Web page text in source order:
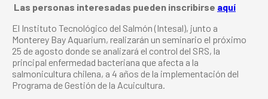
Las personas interesadas pueden inscribirse aquí
El Instituto Tecnológico del Salmón (Intesal), junto a
Monterey Bay Aquarium, realizarán un seminario el próximo
25 de agosto donde se analizará el control del SRS, la
principal enfermedad bacteriana que afecta a la
salmonicultura chilena, a 4 años de la implementación del
Programa de Gestión de la Acuicultura.